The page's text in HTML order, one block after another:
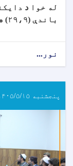
له خوا د
باندې (۲۹،۹)
نور...
پنجشنبه ۱۴۰۵/۵/۱۵ - ۱۲:۳